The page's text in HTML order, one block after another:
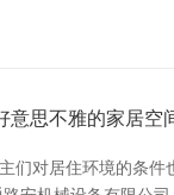
意思不雅的家居空
们对居住环境的条